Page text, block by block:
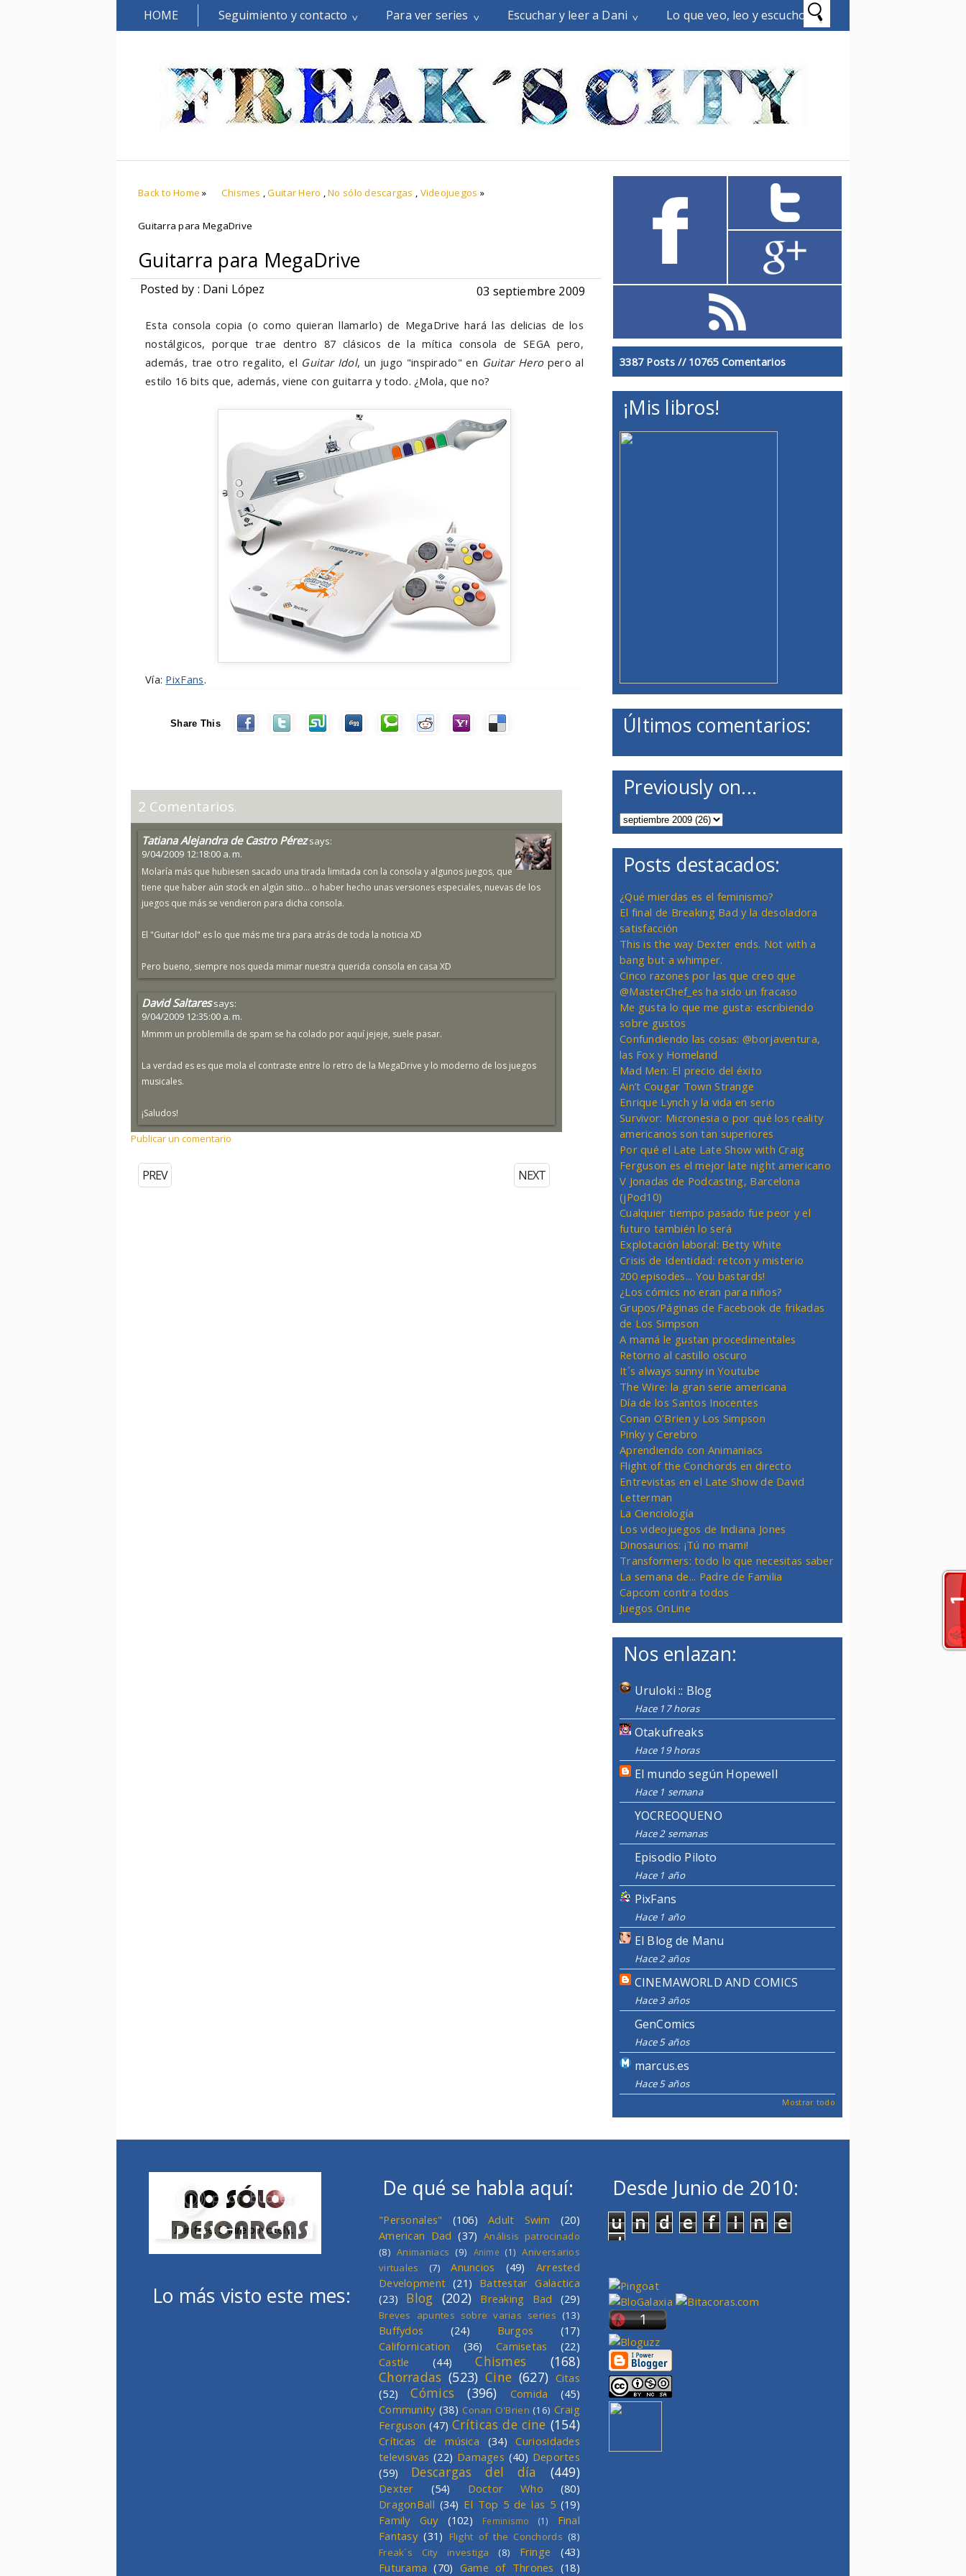
HOME Seguimiento y contacto Para ver series Escuchar y leer a Dani Lo que veo, leo y escucho
Back to Home » Chismes ,Guitar Hero ,No sólo descargas , Videojuegos »
Guitarra para MegaDrive
Guitarra para MegaDrive
Posted by : Dani López 03 septiembre 2009
Esta consola copia (o como quieran llamarlo) de MegaDrive hará las delicias de los
nostálgicos, porque trae dentro 87 clásicos de la mítica consola de SEGA pero,
además, trae otro regalito, el Guitar Idol, un jugo "inspirado" en Guitar Heropero al
estilo 16 bits que, además, viene con guitarra y todo. ¿Mola, que no?
Vía: PixFans.
Share This
2 Comentarios.
Tatiana Alejandra de Castro Pérez says:
9/04/2009 12:18:00 a. m.
Molaría más que hubiesen sacado una tirada limitada con la consola y algunos juegos, que
tiene que haber aún stock en algún sitio... o haber hecho unas versiones especiales, nuevas de los
juegos que más se vendieron para dicha consola.
El "Guitar Idol" es lo que más me tira para atrás de toda la noticia XD
Pero bueno, siempre nos queda mimar nuestra querida consola en casa XD
David Saltares says:
9/04/2009 12:35:00 a. m.
Mmmm un problemilla de spam se ha colado por aquí jejeje, suele pasar.
La verdad es es que mola el contraste entre lo retro de la MegaDrive y lo moderno de los juegos
musicales.
¡Saludos!
Publicar un comentario
NEXT
PREV
3387 Posts // 10765 Comentarios
¡Mis libros!
Últimos comentarios:
Previously on...
Posts destacados:
¿Qué mierdas es el feminismo?
El final de Breaking Bad y la desoladora
satisfacción
This is the way Dexter ends. Not with a
bang but a whimper.
Cinco razones por las que creo que
@MasterChef_es ha sido un fracaso
Me gusta lo que me gusta: escribiendo
sobre gustos
Confundiendo las cosas: @borjaventura,
las Fox y Homeland
Mad Men: El precio del éxito
Ain’t Cougar Town Strange
Enrique Lynch y la vida en serio
Survivor: Micronesia o por qué los reality
americanos son tan superiores
Por qué el Late Late Show with Craig
Ferguson es el mejor late night americano
V Jonadas de Podcasting, Barcelona
(jPod10)
Cualquier tiempo pasado fue peor y el
futuro también lo será
Explotación laboral: Betty White
Crisis de Identidad: retcon y misterio
200 episodes... You bastards!
¿Los cómics no eran para niños?
Grupos/Páginas de Facebook de frikadas
de Los Simpson
A mamá le gustan procedimentales
Retorno al castillo oscuro
It´s always sunny in Youtube
The Wire: la gran serie americana
Día de los Santos Inocentes
Conan O'Brien y Los Simpson
Pinky y Cerebro
Aprendiendo con Animaniacs
Flight of the Conchords en directo
Entrevistas en el Late Show de David
Letterman
La Cienciología
Los videojuegos de Indiana Jones
Dinosaurios: ¡Tú no mami!
Transformers: todo lo que necesitas saber
La semana de... Padre de Familia
Capcom contra todos
Juegos OnLine
Nos enlazan:
Uruloki :: Blog
Hace 17 horas
Otakufreaks
Hace 19 horas
El mundo según Hopewell
Hace 1 semana
YOCREOQUENO
Hace 2 semanas
Episodio Piloto
Hace 1 año
PixFans
Hace 1 año
El Blog de Manu
Hace 2 años
CINEMAWORLD AND COMICS
Hace 3 años
GenComics
Hace 5 años
marcus.es
Hace 5 años
Mostrar todo
Lo más visto este mes:
De qué se habla aquí:
"Personales" (106) Adult Swim
(20)
American Dad (37) Análisis patrocinado
(8) Animaniacs (9) Anime (1) Aniversarios
virtuales
(7) Anuncios (49)
Arrested
Development (21) Battestar Galactica
(23)
Blog (202) Breaking Bad (29)
Breves apuntes sobre varias series (13)
Buffydos (24) Burgos
(17)
Californication
(36) Camisetas
(22)
Castle
(44) Chismes
(168)
Chorradas (523) Cine (627) Citas
(52)
Cómics (396) Comida
(45)
Community (38) Conan O'Brien (16) Craig
Ferguson (47) Críticas de cine (154)
Críticas de música (34)
Curiosidades
televisivas (22) Damages (40) Deportes
(59)
Descargas del día (449)
Dexter (54) Doctor Who
(80)
DragonBall (34) El Top 5 de las 5 (19)
Family Guy
(102) Feminismo (1)
Final
Fantasy (31) Flight of the Conchords (8)
Freak´s City investiga
(8) Fringe
(43)
Futurama (70) Game of Thrones (18)
Desde Junio de 2010:
u n d e f i n e
d